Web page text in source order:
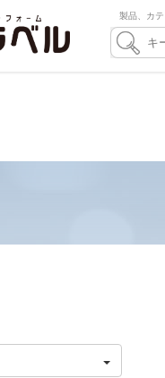
製品、カ